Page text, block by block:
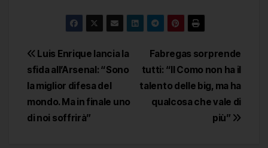
Navigazione
articoli
Fabregas sorprende
tutti: “Il Como non ha il
talento delle big, ma ha
qualcosa che vale di
più”
Luis Enrique lancia la
sfida all’Arsenal: “Sono
la miglior difesa del
mondo. Ma in finale uno
di noi soffrirà”